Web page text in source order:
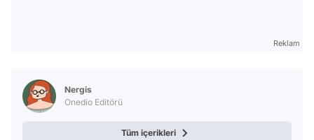
Reklam
Nergis
Onedio Editörü
Tüm içerikleri